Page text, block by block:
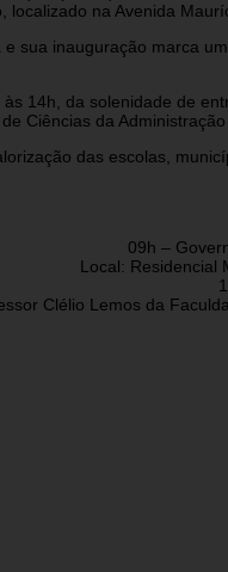
localizado na Avenida
sua inauguração marca
14h, da solenidade de
de Ciências da
das escolas,
09h –
Local: Residencial
Clélio Lemos da